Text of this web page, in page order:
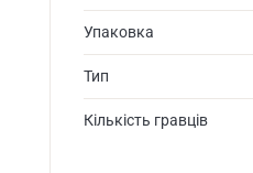
♦ Кількість гравців: 2-6
♦ Орієнтовний час гри:
Упаковка
Тип
Кількість гравців